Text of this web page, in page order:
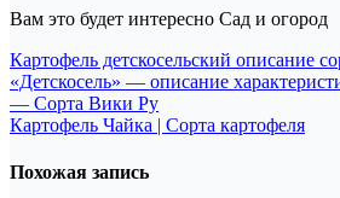
Вам это будет интересно Сад и огород
Навигация
по
записям
Картофель детскосельский описание
«Детскосель» — описание
— Сорта Вики Ру
Картофель Чайка | Сорта картофеля
Похожая запись